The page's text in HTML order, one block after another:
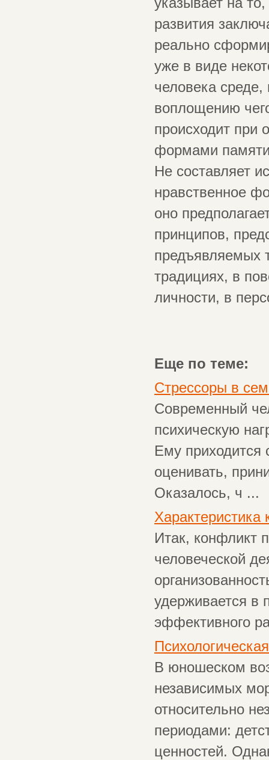
развития
реально
уже в виде
человека
воплощению
происходит при
формами
Не составляет
нравственное
оно
принципов,
предъявляемых
традициях, в
личности, в
Еще по теме:
Стрессоры в
Современный
психическую
Ему
оценивать,
Оказалось, ч ...
Характеристика
Итак, конфликт
человеческой
удерживается в
эффективного
В юношеском
независимых
относительно
периодами:
ценностей.